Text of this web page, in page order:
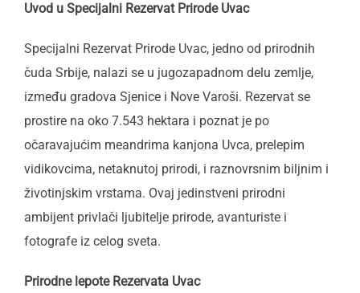
Uvod u Specijalni Rezervat Prirode Uvac
Specijalni Rezervat Prirode Uvac, jedno od prirodnih
čuda Srbije, nalazi se u jugozapadnom delu zemlje,
između gradova Sjenice i Nove Varoši. Rezervat se
prostire na oko 7.543 hektara i poznat je po
očaravajućim meandrima kanjona Uvca, prelepim
vidikovcima, netaknutoj prirodi, i raznovrsnim biljnim i
životinjskim vrstama. Ovaj jedinstveni prirodni
ambijent privlači ljubitelje prirode, avanturiste i
fotografe iz celog sveta.
Prirodne lepote Rezervata Uvac